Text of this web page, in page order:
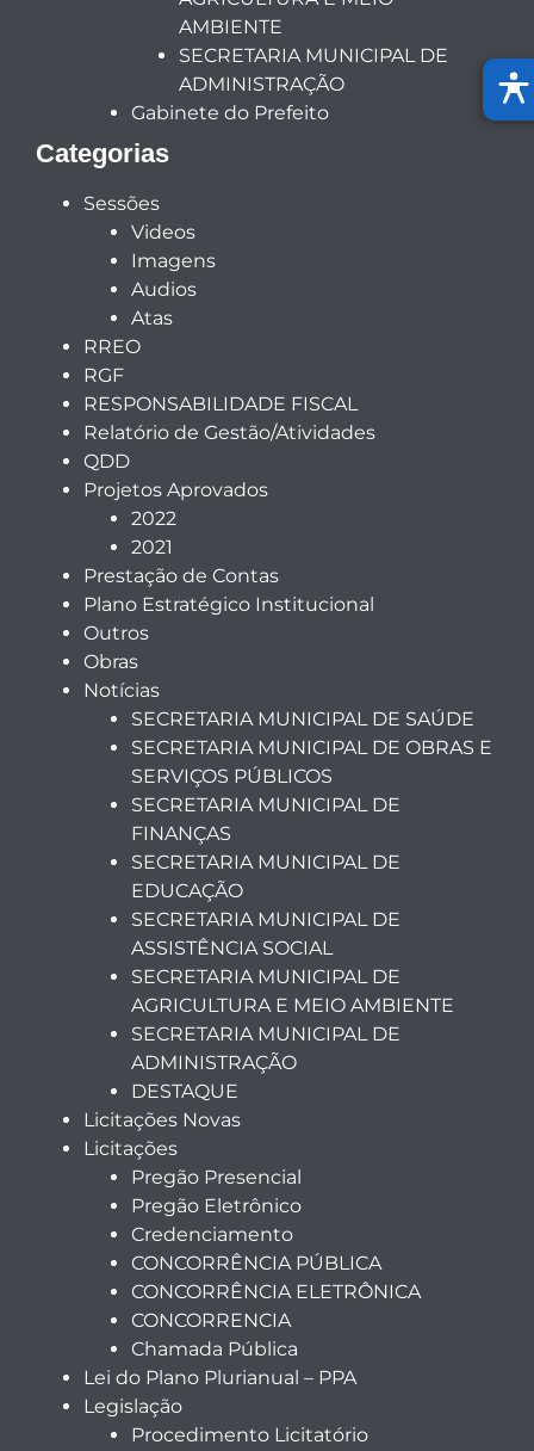
AMBIENTE
SECRETARIA MUNICIPAL DE
ADMINISTRAÇÃO
Gabinete do Prefeito
Categorias
Sessões
Videos
Imagens
Audios
Atas
RREO
RGF
RESPONSABILIDADE FISCAL
Relatório de Gestão/Atividades
QDD
Projetos Aprovados
2022
2021
Prestação de Contas
Plano Estratégico Institucional
Outros
Obras
Notícias
SECRETARIA MUNICIPAL DE SAÚDE
SECRETARIA MUNICIPAL DE OBRAS E
SERVIÇOS PÚBLICOS
SECRETARIA MUNICIPAL DE
FINANÇAS
SECRETARIA MUNICIPAL DE
EDUCAÇÃO
SECRETARIA MUNICIPAL DE
ASSISTÊNCIA SOCIAL
SECRETARIA MUNICIPAL DE
AGRICULTURA E MEIO AMBIENTE
SECRETARIA MUNICIPAL DE
ADMINISTRAÇÃO
DESTAQUE
Licitações Novas
Licitações
Pregão Presencial
Pregão Eletrônico
Credenciamento
CONCORRÊNCIA PÚBLICA
CONCORRÊNCIA ELETRÔNICA
CONCORRENCIA
Chamada Pública
Lei do Plano Plurianual – PPA
Legislação
Procedimento Licitatório